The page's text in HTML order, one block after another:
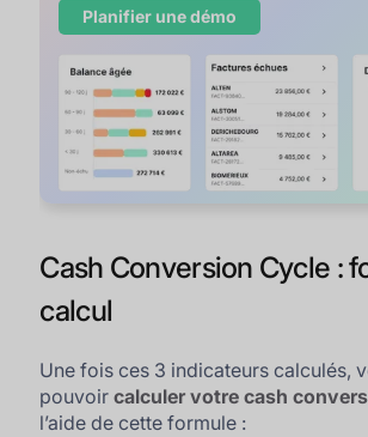
Planifier une démo
Cash Conversion Cycle :
calcul
Une fois ces 3 indicateurs calculés,
pouvoircalculer votre cash
l’aide de cette formule :